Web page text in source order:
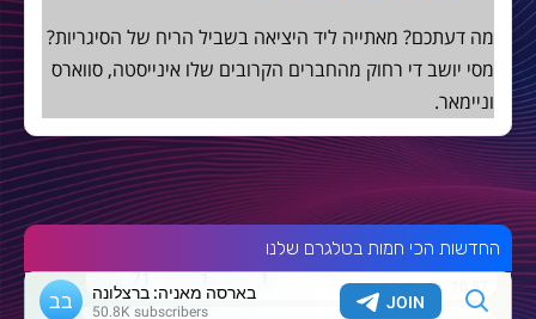
מה דעתכם? מאתייה ליד היציאה בשביל הריח של הסיגריות?
מסי יושב די רחוק מהחברים הקרובים שלו אינייסטה, סווארס
וניימאר.
החדשות הכי חמות בטלגרם שלנו